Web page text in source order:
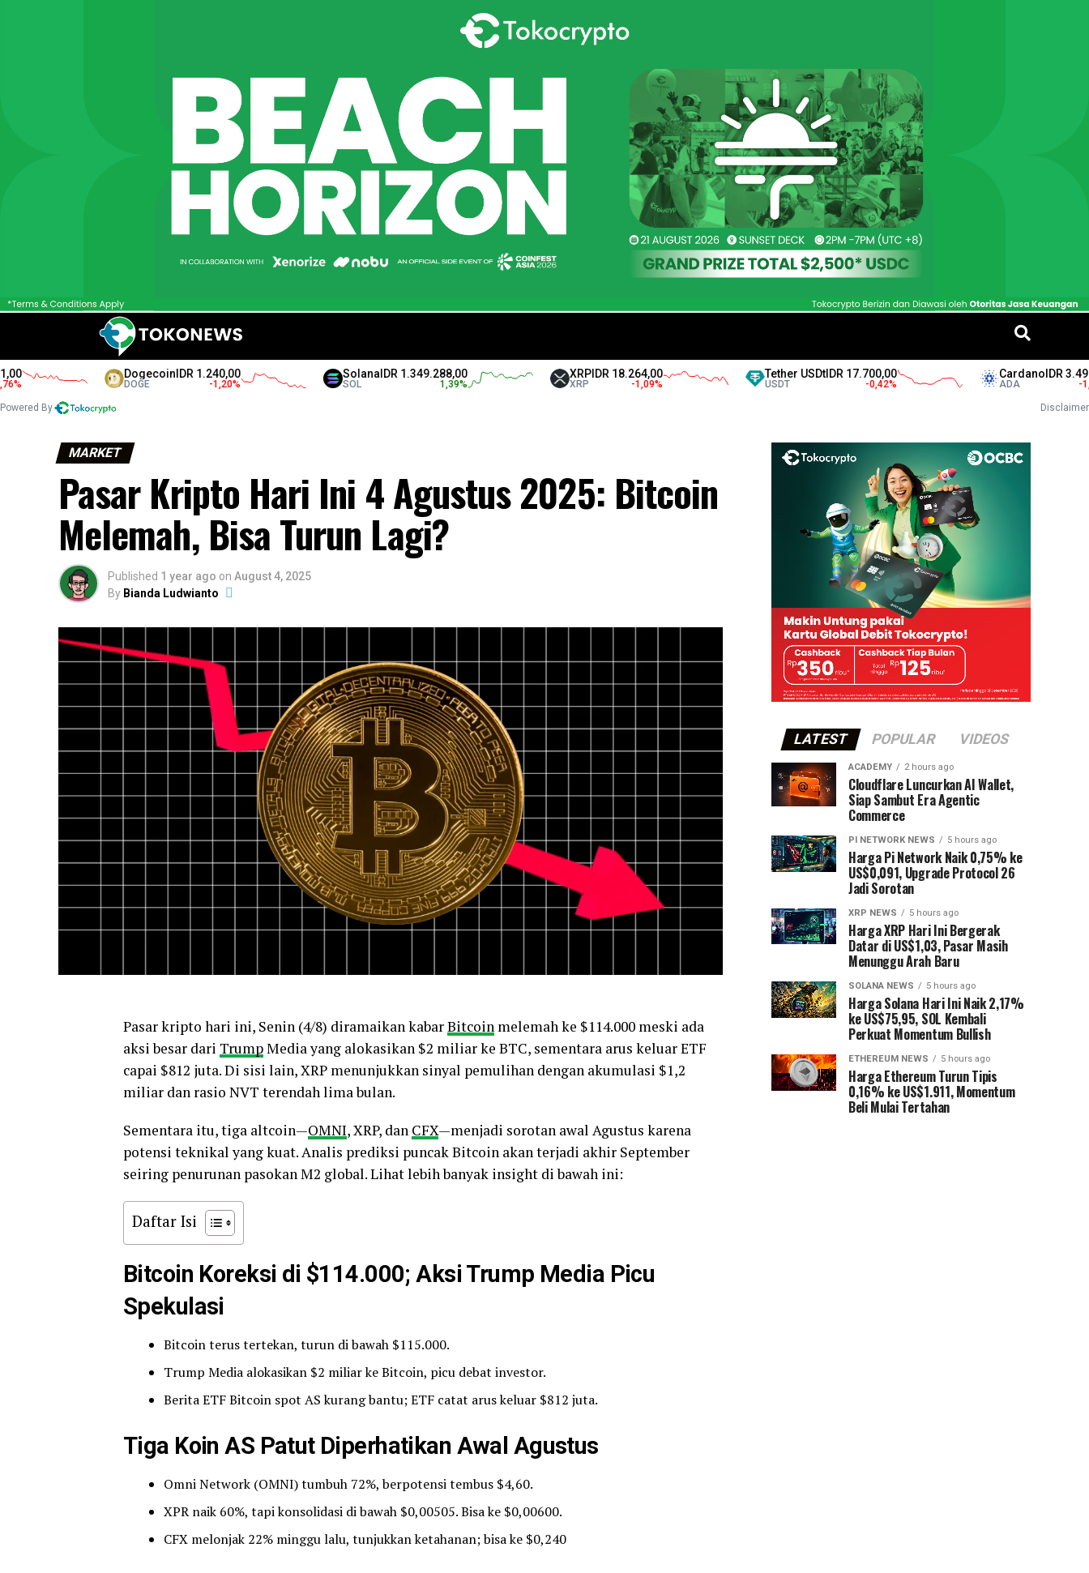
DogecoinIDR 1.240,00
DOGE
SolanaIDR 1.349.288,00
SOL
XRP IDR 18.264,00 Tether USDtIDR 17.700,00
USDT
CardanoIDR 3.497,00
ADA
Powered By Disclaimer
MARKET
Pasar Kripto Hari Ini 4 Agustus 2025: Bitcoin
Melemah, Bisa Turun Lagi?
Published 1 year ago on August 4, 2025
By Bianda Ludwianto
Pasar kripto hari ini, Senin (4/8) diramaikan kabarBitcoin melemah ke $114.000 meski ada
aksi besar dari TrumpMedia yang alokasikan $2 miliar ke BTC, sementara arus keluar ETF
capai $812 juta. Di sisi lain, XRP menunjukkan sinyal pemulihan dengan akumulasi $1,2
miliar dan rasio NVT terendah lima bulan.
Sementara itu, tiga altcoin—OMNI, XRP, dan CFX—menjadi sorotan awal Agustus karena
potensi teknikal yang kuat. Analis prediksi puncak Bitcoin akan terjadi akhir September
seiring penurunan pasokan M2 global. Lihat lebih banyak insight di bawah ini:
Daftar Isi
Bitcoin Koreksi di $114.000; Aksi Trump Media Picu
Spekulasi
Bitcoin terus tertekan, turun di bawah $115.000.
Trump Media alokasikan $2 miliar ke Bitcoin, picu debat investor.
Berita ETF Bitcoin spot AS kurang bantu; ETF catat arus keluar $812 juta.
Tiga Koin AS Patut Diperhatikan Awal Agustus
Omni Network (OMNI) tumbuh 72%, berpotensi tembus $4,60.
XPR naik 60%, tapi konsolidasi di bawah $0,00505. Bisa ke $0,00600.
CFX melonjak 22% minggu lalu, tunjukkan ketahanan; bisa ke $0,240
LATEST POPULAR VIDEOS
ACADEMY 2 hours ago
Cloudflare Luncurkan AI Wallet,
Siap Sambut Era Agentic
Commerce
PI NETWORK NEWS 5 hours ago
Harga Pi Network Naik 0,75% ke
US$0,091, Upgrade Protocol 26
Jadi Sorotan
XRP NEWS 5 hours ago
Harga XRP Hari Ini Bergerak
Datar di US$1,03, Pasar Masih
Menunggu Arah Baru
SOLANA NEWS 5 hours ago
Harga Solana Hari Ini Naik 2,17%
ke US$75,95, SOL Kembali
Perkuat Momentum Bullish
ETHEREUM NEWS 5 hours ago
Harga Ethereum Turun Tipis
0,16% ke US$1.911, Momentum
Beli Mulai Tertahan